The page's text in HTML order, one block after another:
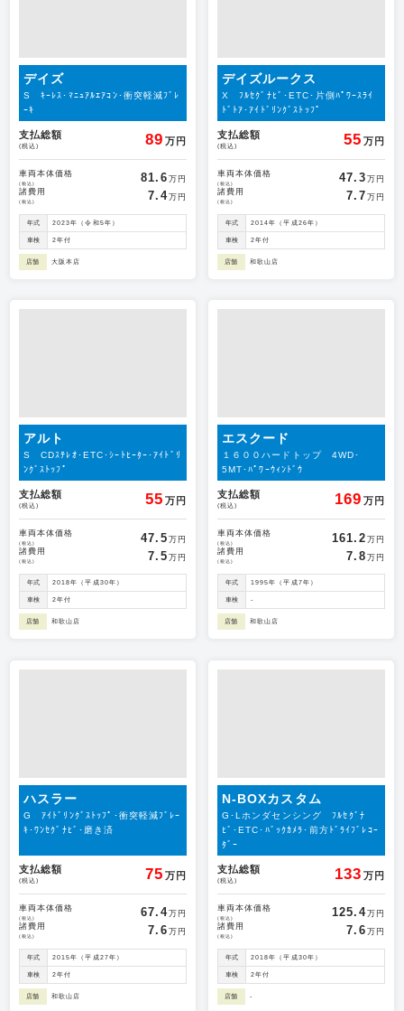
デイズ
S ｷｰﾚｽ･ﾏﾆｭｱﾙｴｱｺﾝ･衝突軽減ﾌﾞﾚ
ｰｷ
支払総額
(税込) 89 万円
車両本体価格
(税込) 81.6 万円
諸費用
(税込) 7.4万円
年式 2023年（令和5年）
車検 2年付
店舗 大阪本店
デイズルークス
X ﾌﾙｾｸﾞﾅﾋﾞ･ETC･片側ﾊﾟﾜｰｽﾗｲ
ﾄﾞﾄｱ･ｱｲﾄﾞﾘﾝｸﾞｽﾄｯﾌﾟ
支払総額
(税込) 55 万円
車両本体価格
(税込) 47.3 万円
諸費用
(税込) 7.7 万円
年式 2014年（平成26年）
車検 2年付
店舗 和歌山店
アルト
S CDｽﾃﾚｵ･ETC･ｼｰﾄﾋｰﾀｰ･ｱｲﾄﾞﾘ
ﾝｸﾞｽﾄｯﾌﾟ
支払総額
(税込) 55 万円
車両本体価格
(税込) 47.5 万円
諸費用
(税込) 7.5 万円
年式 2018年（平成30年）
車検 2年付
店舗 和歌山店
エスクード
１６００ハードトップ 4WD･
5MT･ﾊﾟﾜｰｳｨﾝﾄﾞｳ
支払総額
(税込) 169 万円
車両本体価格
(税込) 161.2 万円
諸費用
(税込) 7.8 万円
年式 1995年（平成7年）
車検 -
店舗 和歌山店
ハスラー
G ｱｲﾄﾞﾘﾝｸﾞｽﾄｯﾌﾟ･衝突軽減ﾌﾞﾚｰ
ｷ･ﾜﾝｾｸﾞﾅﾋﾞ･磨き済
支払総額
(税込) 75 万円
車両本体価格
(税込) 67.4万円
諸費用
(税込) 7.6 万円
年式 2015年（平成27年）
車検 2年付
店舗 和歌山店
N-BOXカスタム
G･Lホンダセンシング ﾌﾙｾｸﾞﾅ
ﾋﾞ･ETC･ﾊﾞｯｸｶﾒﾗ･前方ﾄﾞﾗｲﾌﾞﾚｺｰ
ﾀﾞｰ
支払総額
(税込) 133 万円
車両本体価格
(税込) 125.4万円
諸費用
(税込) 7.6 万円
年式 2018年（平成30年）
車検 2年付
店舗 -